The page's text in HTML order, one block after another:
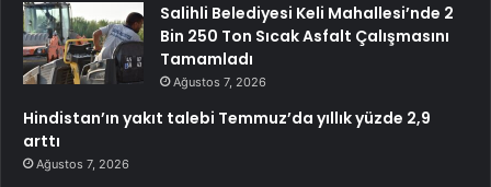
Salihli Belediyesi Keli Mahallesi’nde 2
Bin 250 Ton Sıcak Asfalt Çalışmasını
Tamamladı
Ağustos 7, 2026
Hindistan’ın yakıt talebi Temmuz’da yıllık yüzde 2,9
arttı
Ağustos 7, 2026